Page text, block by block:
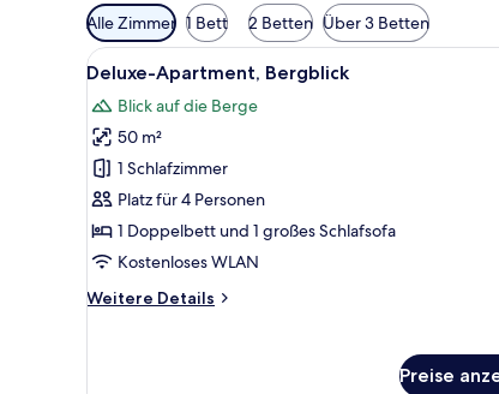
Verfügbare
Filter
für
Alle Zimmer 1 Bett 2 Betten Über 3 Betten
Alle
Fotos
für
Deluxe-
Apartment,
Bergblick
anzeigen
Deluxe-Apartment,
19
Deluxe-Apartment, Bergblick
Blick auf die Berge
50 m²
1 Schlafzimmer
Platz für 4 Personen
1 Doppelbett und 1 großes Schlafsofa
Kostenloses WLAN
Weitere Details
Weitere
Preise